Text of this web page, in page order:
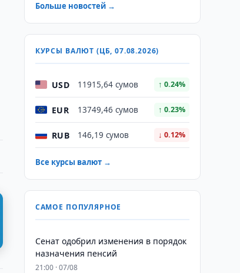
Больше новостей →
КУРСЫ ВАЛЮТ (ЦБ, 07.08.2026)
USD 11915,64 сумов ↑ 0.24%
EUR 13749,46 сумов ↑ 0.23%
RUB 146,19 сумов ↓ 0.12%
Все курсы валют →
САМОЕ ПОПУЛЯРНОЕ
Сенат одобрил изменения в порядок
назначения пенсий
21:00 · 07/08